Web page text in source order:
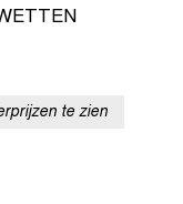
te zien